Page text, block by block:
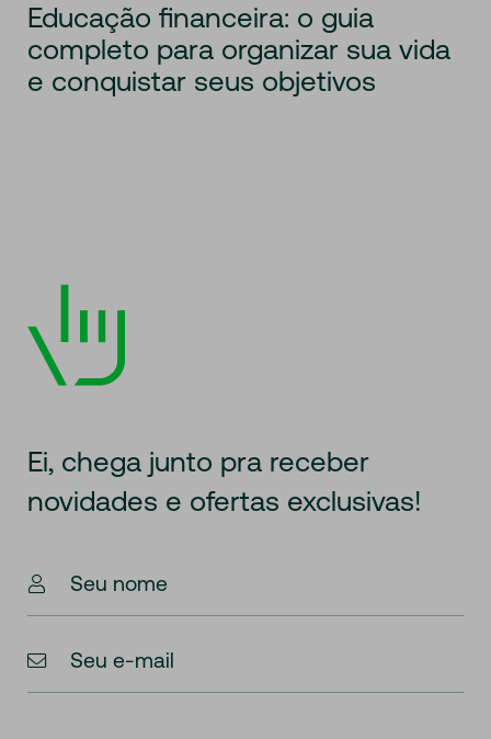
Educação financeira: o guia
completo para organizar sua vida
e conquistar seus objetivos
Ei, chega junto pra receber
novidades e ofertas exclusivas!
Seu nome
Seu e-mail